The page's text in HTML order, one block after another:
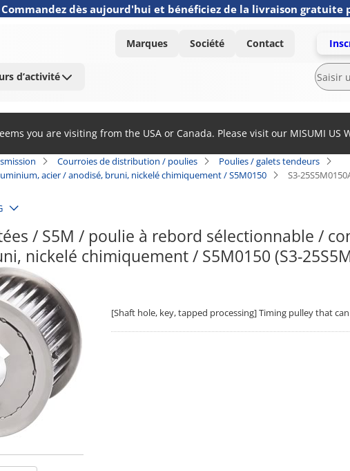
Commandez dès aujourd'hui et bénéficiez de la livraison gratuite
Marques Société Contact
d’activité
you are visiting from the USA or Canada. Please visit our MISUMI US
Courroies de distribution / poulies
Poulies / galets tendeurs
acier / anodisé, bruni, nickelé chimiquement / S5M0150
S3-
/ S5M / poulie à rebord sélectionnable /
nickelé chimiquement / S5M0150 (S3-
[Shaft hole, key, tapped processing] Timing pulley that